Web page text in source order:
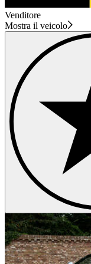
Venditore
Mostra il veicolo